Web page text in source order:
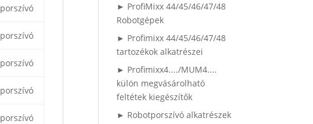
porszívó
porszívó
porszívó
porszívó
porszívó
► ProfiMixx 44/45/46/47/48
Robotgépek
► Profimixx 44/45/46/47/48
tartozékok alkatrészei
► Profimixx4..../MUM4....
külön megvásárolható
feltétek kiegészítők
► Robotporszívó alkatrészek